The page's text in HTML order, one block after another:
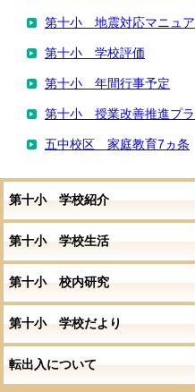
第十小 地震対応マニュ
第十小 学校評価
第十小 年間行事予定
第十小 授業改善推進プ
五中校区 家庭教育7ヵ条
第十小 学校紹介
第十小 学校生活
第十小 校内研究
第十小 学校だより
転出入について